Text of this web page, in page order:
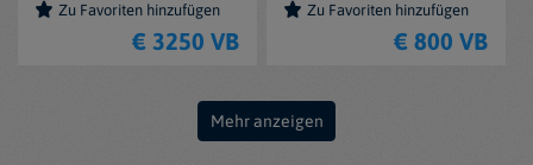
Zu Favoriten hinzufügen
€ 3250 VB
Zu Favoriten hinzufügen
€ 800 VB
Mehr anzeigen